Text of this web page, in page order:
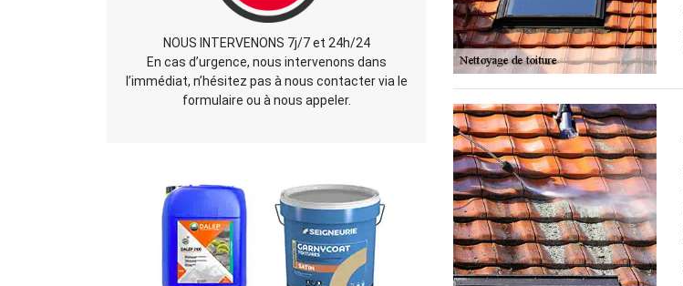
NOUS INTERVENONS 7j/7 et 24h/24
En cas d’urgence, nous intervenons dans
l’immédiat, n’hésitez pas à nous contacter via le
formulaire ou à nous appeler.